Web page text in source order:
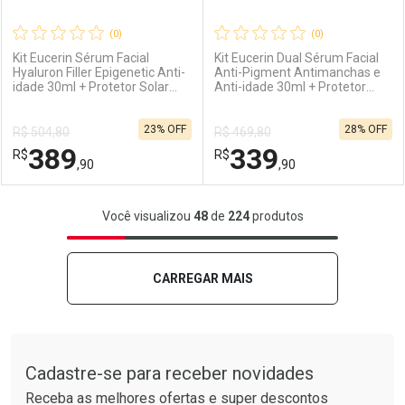
Comprar sem Desconto
Por R$ 159,99/cada
Comprar sem Desconto
Por R$ 159,99/cada
Comprar sem Desconto
Por R$ 279,99/cada
Comprar sem Desconto
Por R$ 279,99/cada
(0)
Kit Eucerin Sérum Facial
Hyaluron Filler Epigenetic Anti-
idade 30ml + Protetor Solar
R$ 504,80
R$389,90
23% OFF
FECHAR
Laboratório
FECHAR
Por Menos
(0)
Kit Eucerin Dual Sérum Facial
Anti-Pigment Antimanchas e
Anti-idade 30ml + Protetor
R$ 469,80
R$339,90
28% OFF
Laboratório
Por Menos
Você visualizou 48de 224produtos
CARREGAR MAIS
Cadastre-se para receber novidades
Receba as melhores ofertas e super descontos